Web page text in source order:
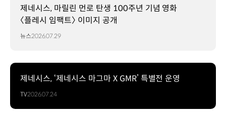
제네시스, 마릴린 먼로 탄생 100주년 기념 영화
〈플레시 임팩트〉 이미지 공개
뉴스2026.07.29
제네시스, ‘제네시스 마그마 X GMR’ 특별전 운영
TV2026.07.24